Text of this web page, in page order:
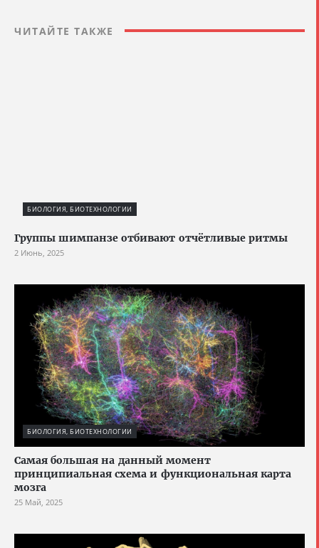
ЧИТАЙТЕ ТАКЖЕ
БИОЛОГИЯ, БИОТЕХНОЛОГИИ
Группы шимпанзе отбивают отчётливые ритмы
2 Июнь, 2025
БИОЛОГИЯ, БИОТЕХНОЛОГИИ
Cамая большая на данный момент
принципиальная схема и функциональная карта
мозга
25 Май, 2025